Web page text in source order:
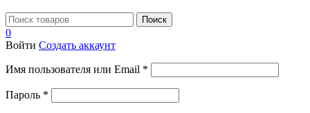
Поиск
0
Войти Создать аккаунт
Имя пользователя или Email *
Пароль *